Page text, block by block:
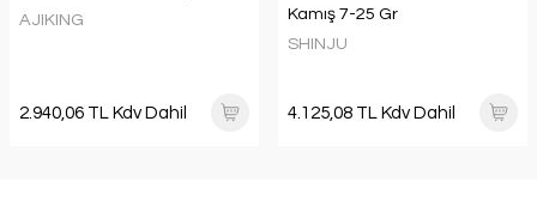
AJIKING
2.940,06 TL Kdv Dahil
Kamış 7-25 Gr
SHINJU
4.125,08 TL Kdv Dahil